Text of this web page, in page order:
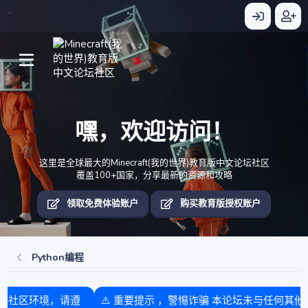
嘿，欢迎访问！
这里是全球最大的Minecraft(我的世界)教育版中文论坛社区
覆盖100+国家，分享最新的资源和攻略
领取免费体验账户 购买教育版授权账户
Python编程
⚠️ 重要提示 ，警惕诈骗 本论坛未与任何其他团队或盈利单位